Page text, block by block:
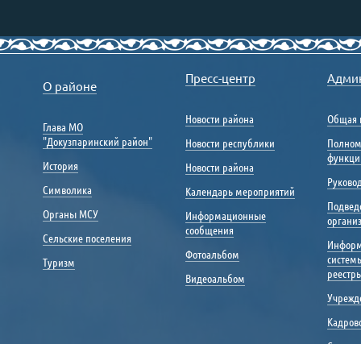
О районе
Глава МО
"Докузпаринский район"
История
Символика
Органы МСУ
Сельские поселения
Туризм
Пресс-центр
Новости района
Новости республики
Новости района
Календарь мероприятий
Информационные
сообщения
Фотоальбом
Видеоальбом
Общая